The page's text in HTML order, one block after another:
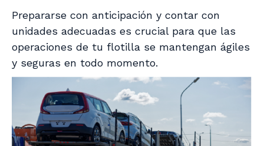
Prepararse con anticipación y contar con
unidades adecuadas es crucial para que las
operaciones de tu flotilla se mantengan ágiles
y seguras en todo momento.